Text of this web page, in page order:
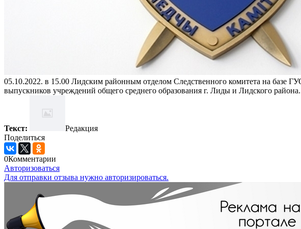
05.10.2022. в 15.00 Лидским районным отделом Следственного комитета на базе
выпускников учреждений общего среднего образования г. Лиды и Лидского
Текст:
Редакция
Поделиться
0Комментарии
Авторизоваться
Для отправки отзыва нужно авторизироваться.